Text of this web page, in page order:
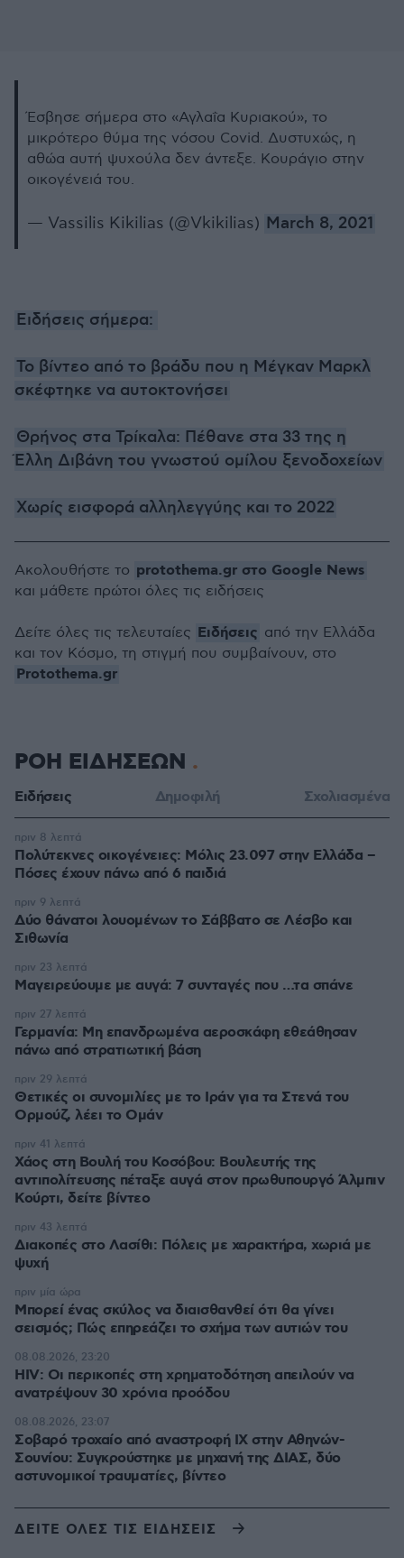
Έσβησε σήμερα στο «Αγλαΐα Κυριακού», το
μικρότερο θύμα της νόσου Covid. Δυστυχώς, η
αθώα αυτή ψυχούλα δεν άντεξε. Κουράγιο στην
οικογένειά του.
— Vassilis Kikilias (@Vkikilias) March 8, 2021
Ειδήσεις σήμερα:
Το βίντεο από το βράδυ που η Μέγκαν Μαρκλ
σκέφτηκε να αυτοκτονήσει
Θρήνος στα Τρίκαλα: Πέθανε στα 33 της η
Έλλη Διβάνη του γνωστού ομίλου ξενοδοχείων
Χωρίς εισφορά αλληλεγγύης και το 2022
Ακολουθήστε το protothema.gr στο Google News
και μάθετε πρώτοι όλες τις ειδήσεις
Δείτε όλες τις τελευταίες Ειδήσεις από την Ελλάδα
και τον Κόσμο, τη στιγμή που συμβαίνουν, στο
Protothema.gr
ΡΟΗ ΕΙΔΗΣΕΩΝ
Ειδήσεις Δημοφιλή Σχολιασμένα
Πολύτεκνες οικογένειες: Μόλις 23.097 στην Ελλάδα –
Πόσες έχουν πάνω από 6 παιδιά
πριν 8 λεπτά
Δύο θάνατοι λουομένων το Σάββατο σε Λέσβο και
Σιθωνία
πριν 9 λεπτά
Μαγειρεύουμε με αυγά: 7 συνταγές που …τα σπάνε
πριν 23 λεπτά
Γερμανία: Μη επανδρωμένα αεροσκάφη εθεάθησαν
πάνω από στρατιωτική βάση
πριν 27 λεπτά
Θετικές οι συνομιλίες με το Ιράν για τα Στενά του
Ορμούζ, λέει το Ομάν
πριν 29 λεπτά
Χάος στη Βουλή του Κοσόβου: Βουλευτής της
αντιπολίτευσης πέταξε αυγά στον πρωθυπουργό Άλμπιν
Κούρτι, δείτε βίντεο
πριν 41 λεπτά
Διακοπές στο Λασίθι: Πόλεις με χαρακτήρα, χωριά με
ψυχή
πριν 43 λεπτά
Μπορεί ένας σκύλος να διαισθανθεί ότι θα γίνει
σεισμός; Πώς επηρεάζει το σχήμα των αυτιών του
πριν μία ώρα
HIV: Οι περικοπές στη χρηματοδότηση απειλούν να
ανατρέψουν 30 χρόνια προόδου
08.08.2026, 23:20
Σοβαρό τροχαίο από αναστροφή ΙΧ στην Αθηνών-
Σουνίου: Συγκρούστηκε με μηχανή της ΔΙΑΣ, δύο
αστυνομικοί τραυματίες, βίντεο
08.08.2026, 23:07
ΔΕΙΤΕ ΟΛΕΣ ΤΙΣ ΕΙΔΗΣΕΙΣ